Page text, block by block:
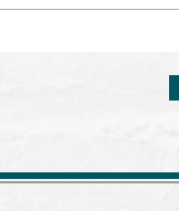
ビ「1億
ラえて!